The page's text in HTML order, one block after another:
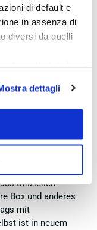
di default e
in assenza di
diversi da quelli
policye la
dettagli
sowie den
Lieferung nicht
Seiko-Händler
Schutzfolien am
offiziellen
Box und anderes
mit
ist in neuem